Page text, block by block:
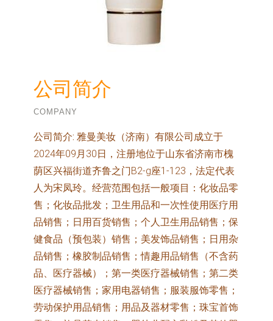
公司简介
COMPANY
公司简介: 雅曼美妆（济南）有限公司成立于
2024年09月30日，注册地位于山东省济南市槐
荫区兴福街道齐鲁之门B2-g座1-123，法定代表
人为宋凤玲。经营范围包括一般项目：化妆品零
售；化妆品批发；卫生用品和一次性使用医疗用
品销售；日用百货销售；个人卫生用品销售；保
健食品（预包装）销售；美发饰品销售；日用杂
品销售；橡胶制品销售；情趣用品销售（不含药
品、医疗器械）；第一类医疗器械销售；第二类
医疗器械销售；家用电器销售；服装服饰零售；
劳动保护用品销售；用品及器材零售；珠宝首饰